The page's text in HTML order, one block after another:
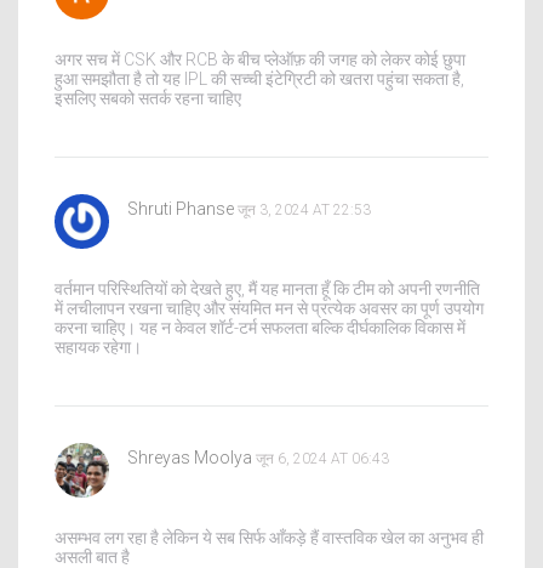
अगर सच में CSK और RCB के बीच प्लेऑफ़ की जगह को लेकर कोई छुपा
हुआ समझौता है तो यह IPL की सच्ची इंटेग्रिटी को खतरा पहुंचा सकता है,
इसलिए सबको सतर्क रहना चाहिए
Shruti Phanse जून 3, 2024 AT 22:53
वर्तमान परिस्थितियों को देखते हुए, मैं यह मानता हूँ कि टीम को अपनी रणनीति
में लचीलापन रखना चाहिए और संयमित मन से प्रत्येक अवसर का पूर्ण उपयोग
करना चाहिए। यह न केवल शॉर्ट-टर्म सफलता बल्कि दीर्घकालिक विकास में
सहायक रहेगा।
Shreyas Moolya जून 6, 2024 AT 06:43
असम्भव लग रहा है लेकिन ये सब सिर्फ आँकड़े हैं वास्तविक खेल का अनुभव ही
असली बात है